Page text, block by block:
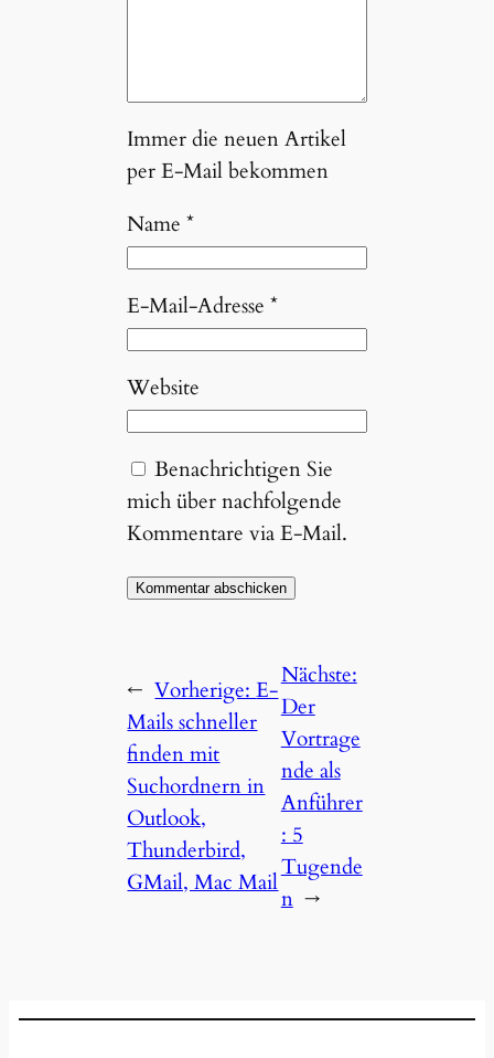
Immer die neuen Artikel
per E-Mail bekommen
Name*
E-Mail-Adresse*
Website
Benachrichtigen Sie
mich über nachfolgende
Kommentare via E-Mail.
← Vorherige:E-
Mails schneller
finden mit
Suchordnern in
Outlook,
Thunderbird,
GMail, Mac Mail
Nächste:
Der
Vortrage
nde als
Anführer
: 5
Tugende
n →